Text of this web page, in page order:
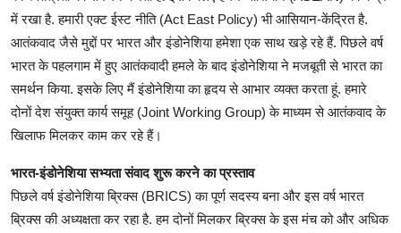
में रखा है. हमारी एक्ट ईस्ट नीति (Act East Policy) भी आसियान-केंद्रित है.
आतंकवाद जैसे मुद्दों पर भारत और इंडोनेशिया हमेशा एक साथ खड़े रहे हैं. पिछले वर्ष
भारत के पहलगाम में हुए आतंकवादी हमले के बाद इंडोनेशिया ने मजबूती से भारत का
समर्थन किया. इसके लिए मैं इंडोनेशिया का हृदय से आभार व्यक्त करता हूं. हमारे
दोनों देश संयुक्त कार्य समूह (Joint Working Group) के माध्यम से आतंकवाद के
खिलाफ मिलकर काम कर रहे हैं।
भारत-इंडोनेशिया सभ्यता संवाद शुरू करने का प्रस्ताव
पिछले वर्ष इंडोनेशिया ब्रिक्स (BRICS) का पूर्ण सदस्य बना और इस वर्ष भारत
ब्रिक्स की अध्यक्षता कर रहा है. हम दोनों मिलकर ब्रिक्स के इस मंच को और अधिक